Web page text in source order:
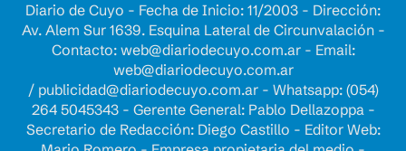
Diario de Cuyo - Fecha de Inicio: 11/2003 - Dirección:
Av. Alem Sur 1639. Esquina Lateral de Circunvalación -
Contacto: web@diariodecuyo.com.ar- Email:
web@diariodecuyo.com.ar
/ publicidad@diariodecuyo.com.ar- Whatsapp: (054)
264 5045343 - Gerente General: Pablo Dellazoppa -
Secretario de Redacción: Diego Castillo - Editor Web: